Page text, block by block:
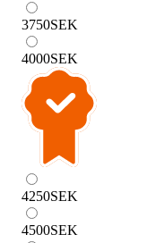
3750SEK
4000SEK
4250SEK
4500SEK